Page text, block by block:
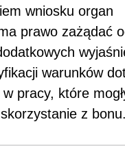
wniosku organ
prawo zażądać
warunków
pracy, które
z bonu.